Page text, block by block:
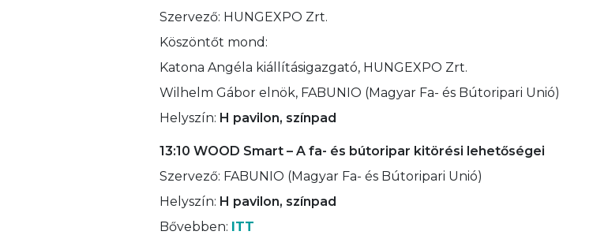
Szervező: HUNGEXPO Zrt.
Köszöntőt mond:
Katona Angéla kiállításigazgató, HUNGEXPO Zrt.
Wilhelm Gábor elnök, FABUNIO (Magyar Fa- és Bútoripari Unió)
Helyszín: H pavilon, színpad
13:10 WOOD Smart – A fa- és bútoripar kitörési lehetőségei
Szervező: FABUNIO (Magyar Fa- és Bútoripari Unió)
Helyszín: H pavilon, színpad
Bővebben: ITT